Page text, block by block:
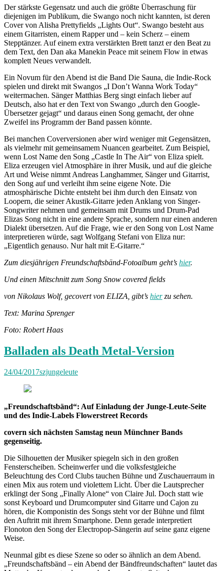
Der stärkste Gegensatz und auch die größte Überraschung für
diejenigen im Publikum, die Swango noch nicht kannten, ist deren
Cover von Alisha Prettyfields „Lights Out“. Swango besteht aus
einem Gitarristen, einem Rapper und – kein Scherz – einem
Stepptänzer. Auf einem extra verstärkten Brett tanzt er den Beat zu
dem Text, den Dan aka Manekin Peace mit seinem Flow in etwas
komplett Neues verwandelt.
Ein Novum für den Abend ist die Band Die Sauna, die Indie-Rock
spielen und direkt mit Swangos „I Don’t Wanna Work Today“
weitermachen. Sänger Matthias Berg singt einfach lieber auf
Deutsch, also hat er den Text von Swango „durch den Google-
Übersetzer gejagt“ und daraus einen Song gemacht, der ohne
Zweifel ins Programm der Band passen könnte.
Bei manchen Coverversionen aber wird weniger mit Gegensätzen,
als vielmehr mit gemeinsamem Nuancen gearbeitet. Zum Beispiel,
wenn Lost Name den Song „Castle In The Air“ von Eliza spielt.
Eliza erzeugen viel Atmosphäre in ihrer Musik, und auf die gleiche
Art und Weise nimmt Andreas Langhammer, Sänger und Gitarrist,
den Song auf und verleiht ihm seine eigene Note. Die
atmosphärische Dichte entsteht bei ihm durch den Einsatz von
Loopern, die seiner Akustik-Gitarre jeden Anklang von Singer-
Songwriter nehmen und gemeinsam mit Drums und Drum-Pad
Elizas Song nicht in eine andere Sprache, sondern nur einen anderen
Dialekt übersetzen. Auf die Frage, wie er den Song von Lost Name
interpretieren würde, sagt Wolfgang Stefani von Eliza nur:
„Eigentlich genauso. Nur halt mit E-Gitarre.“
Zum diesjährigen Freundschaftsbänd-Fotoalbum geht’s hier.
Und einen Mitschnitt zum Song Snow covered fields
von Nikolaus Wolf, gecovert von ELIZA, gibt’s hierzu sehen.
Text: Marina Sprenger
Foto: Robert Haas
Balladen als Death Metal-Version
24/04/2017szjungeleute
„Freundschaftsbänd“: Auf Einladung der Junge-Leute-Seite
und des Indie-Labels Flowerstreet Records
covern sich nächsten Samstag neun Münchner Bands
gegenseitig.
Die Silhouetten der Musiker spiegeln sich in den großen
Fensterscheiben. Scheinwerfer und die volksfestgleiche
Beleuchtung des Cord Clubs tauchen Bühne und Zuschauerraum in
einen Mix aus rotem und violettem Licht. Über die Lautsprecher
erklingt der Song „Finally Alone“ von Claire Jul. Doch statt wie
sonst Keyboard und Drumcomputer sind Gitarre und Cajon zu
hören, die Komponistin des Songs steht vor der Bühne und filmt
den Auftritt mit ihrem Smartphone. Denn gerade interpretiert
Flonoton den Song der Electropop-Sängerin auf seine ganz eigene
Weise.
Neunmal gibt es diese Szene so oder so ähnlich an dem Abend.
„Freundschaftsbänd – ein Abend der Bändfreundschaften“ lautet das